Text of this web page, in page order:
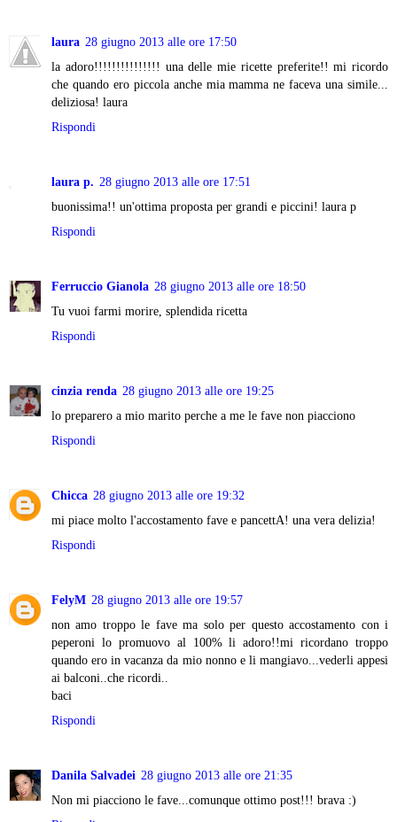
laura 28 giugno 2013 alle ore 17:50
la adoro!!!!!!!!!!!!!!! una delle mie ricette preferite!! mi ricordo
che quando ero piccola anche mia mamma ne faceva una simile...
deliziosa! laura
Rispondi
laura p. 28 giugno 2013 alle ore 17:51
buonissima!! un'ottima proposta per grandi e piccini! laura p
Rispondi
Ferruccio Gianola 28 giugno 2013 alle ore 18:50
Tu vuoi farmi morire, splendida ricetta
Rispondi
cinzia renda 28 giugno 2013 alle ore 19:25
lo preparero a mio marito perche a me le fave non piacciono
Rispondi
Chicca 28 giugno 2013 alle ore 19:32
mi piace molto l'accostamento fave e pancettA! una vera delizia!
Rispondi
FelyM 28 giugno 2013 alle ore 19:57
non amo troppo le fave ma solo per questo accostamento con i
peperoni lo promuovo al 100% li adoro!!mi ricordano troppo
quando ero in vacanza da mio nonno e li mangiavo...vederli appesi
ai balconi..che ricordi..
baci
Rispondi
Danila Salvadei 28 giugno 2013 alle ore 21:35
Non mi piacciono le fave...comunque ottimo post!!! brava :)